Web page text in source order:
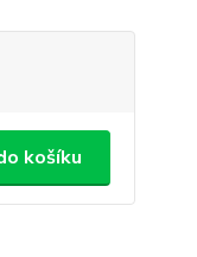
košíku